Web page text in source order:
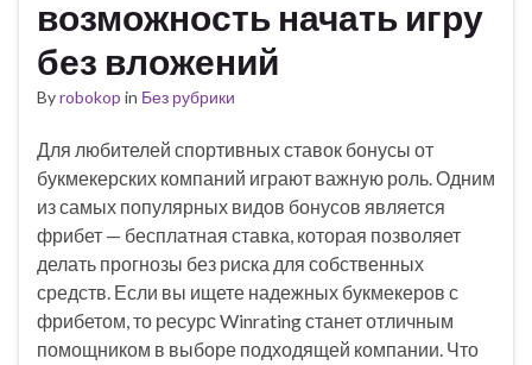
возможность начать игру
без вложений
Byrobokop in Без рубрики
Для любителей спортивных ставок бонусы от
букмекерских компаний играют важную роль. Одним
из самых популярных видов бонусов является
фрибет — бесплатная ставка, которая позволяет
делать прогнозы без риска для собственных
средств. Если вы ищете надежных букмекеров с
фрибетом, то ресурс Winrating станет отличным
помощником в выборе подходящей компании. Что